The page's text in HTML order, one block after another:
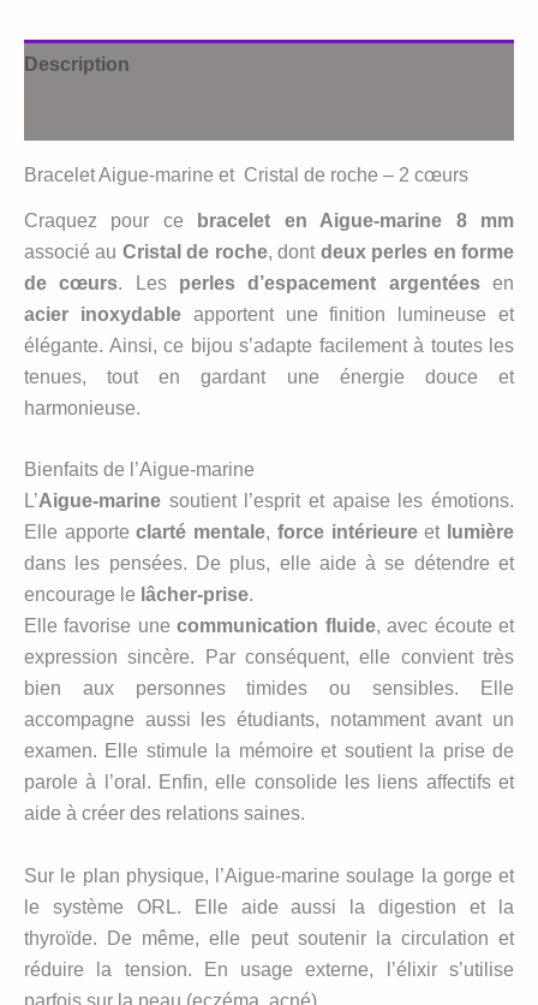
et
Description
Bracelet Aigue-marine et Cristal de roche – 2 cœurs
Craquez pour ce
bracelet en Aigue-marine 8 mm
associé au Cristal de roche, dont deux perles en forme
de cœurs. Les perles d’espacement argentéesen
acier inoxydableapportent une finition lumineuse et
élégante. Ainsi, ce bijou s’adapte facilement à toutes les
tenues, tout en gardant une énergie douce et
harmonieuse.
Bienfaits de l’Aigue-marine
L’Aigue-marine soutient l’esprit et apaise les émotions.
Elle apporteclarté mentale, force intérieureet lumière
dans les pensées. De plus, elle aide à se détendre et
encourage le lâcher-prise.
Elle favorise unecommunication fluide, avec écoute et
expression sincère. Par conséquent, elle convient très
bien aux personnes timides ou sensibles. Elle
accompagne aussi les étudiants, notamment avant un
examen. Elle stimule la mémoire et soutient la prise de
parole à l’oral. Enfin, elle consolide les liens affectifs et
aide à créer des relations saines.
Sur le plan physique, l’Aigue-marine soulage la gorge et
le système ORL. Elle aide aussi la digestion et la
thyroïde. De même, elle peut soutenir la circulation et
réduire la tension. En usage externe, l’élixir s’utilise
parfois sur la peau (eczéma, acné).